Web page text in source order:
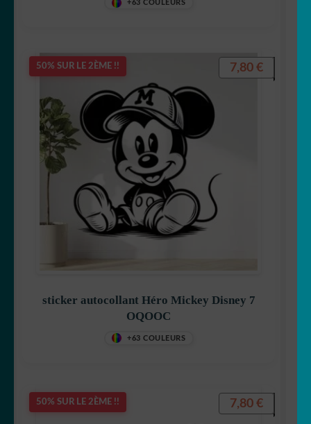
+63 COULEURS
50% SUR LE 2ÈME !!
sticker autocollant Héro Mickey Disney 7
OQOOC
+63 COULEURS
7,80 €
50% SUR LE 2ÈME !! 7,80 €